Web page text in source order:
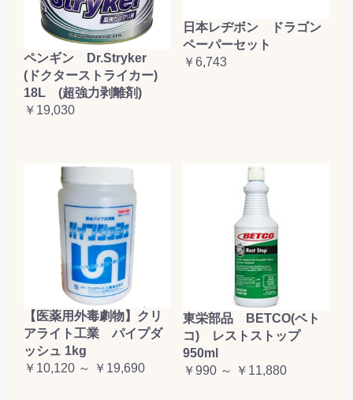
ペンギン Dr.Stryker
(ドクターストライカー)
18L (超強力剥離剤)
￥19,030
日本レヂボン ドラゴン
ペーパーセット
￥6,743
【医薬用外毒劇物】クリ
アライト工業 パイプダ
ッシュ 1kg
￥10,120 ～ ￥19,690
東栄部品 BETCO(ベト
コ) レストストップ
950ml
￥990 ～ ￥11,880